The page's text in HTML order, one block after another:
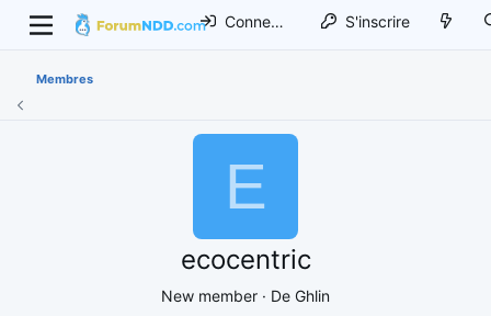
Connexion S'inscrire
Membres
E
ecocentric
New member · De Ghlin